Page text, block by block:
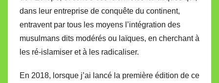
dans leur entreprise de conquête du continent,
entravent par tous les moyens l’intégration des
musulmans dits modérés ou laïques, en cherchant à
les ré-islamiser et à les radicaliser.
En 2018, lorsque j’ai lancé la première édition de ce